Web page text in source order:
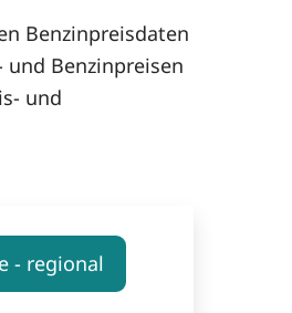
Benzinpreisdaten
Benzinpreisen
und
- regional